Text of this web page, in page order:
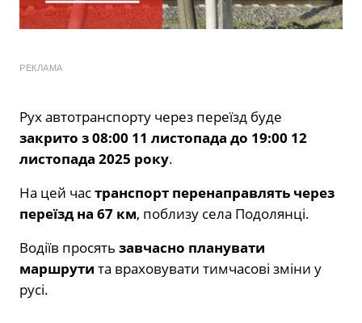
РЕКЛАМА
Рух автотранспорту через переїзд буде
закрито з 08:00 11 листопада до 19:00 12
листопада 2025 року.
На цей частранспорт перенаправлять через
переїзд на 67 км, поблизу села Подолянці.
Водіїв просять завчасно планувати
маршрути та враховувати тимчасові зміни у
русі.